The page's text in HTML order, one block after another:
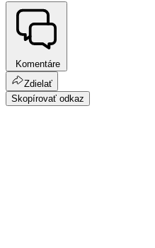
Komentáre
Zdielať
Skopírovať odkaz